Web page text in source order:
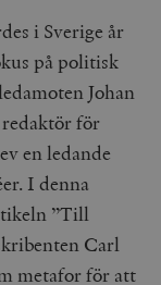
i Sverige år
på politisk
Johan
redaktör för
en ledande
I denna
”Till
Carl
metafor för att